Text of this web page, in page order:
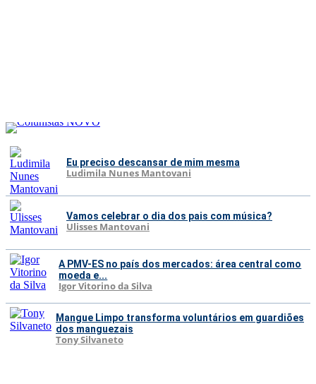
Eu preciso descansar de mim mesma
Ludimila Nunes Mantovani
Vamos celebrar o dia dos pais com música?
Ulisses Mantovani
A PMV-ES no país dos mercados: área central como
moeda e...
Igor Vitorino da Silva
Mangue Limpo transforma voluntários em guardiões
dos manguezais
Tony Silvaneto